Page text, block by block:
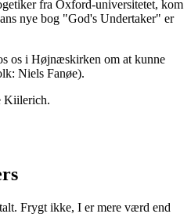
fra Oxford-universitetet, kom
nye bog "God's Undertaker" er
os i Højnæskirken om at kunne
Niels Fanøe).
Kiilerich.
Frygt ikke, I er mere værd end